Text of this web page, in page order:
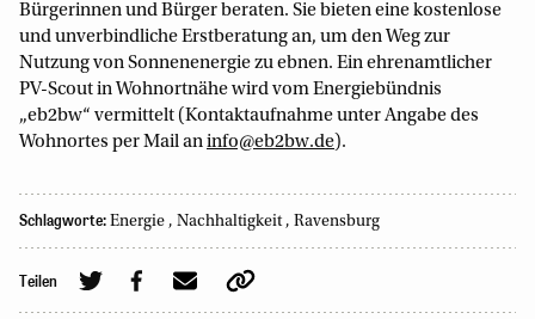
Bürgerinnen und Bürger beraten. Sie bieten eine kostenlose
und unverbindliche Erstberatung an, um den Weg zur
Nutzung von Sonnenenergie zu ebnen. Ein ehrenamtlicher
PV-Scout in Wohnortnähe wird vom Energiebündnis
„eb2bw“ vermittelt (Kontaktaufnahme unter Angabe des
Wohnortes per Mail aninfo@eb2bw.de).
Schlagworte: Energie , Nachhaltigkeit , Ravensburg
Teilen